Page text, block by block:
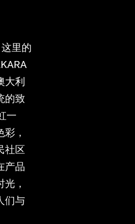
里的
大利
的致
一
，
社区
产品
，
们与